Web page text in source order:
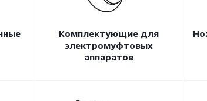
Комплектующие для
электромуфтовых
аппаратов